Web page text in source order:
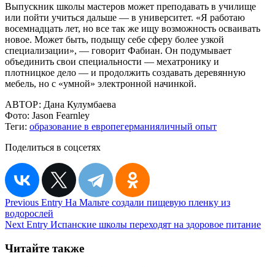
Выпускник школы мастеров может преподавать в училище
или пойти учиться дальше — в университет. «Я работаю
восемнадцать лет, но все так же ищу возможность осваивать
новое. Может быть, подыщу себе сферу более узкой
специализации», — говорит Фабиан. Он подумывает
объединить свои специальности — мехатронику и
плотницкое дело — и продолжить создавать деревянную
мебель, но с «умной» электронной начинкой.
АВТОР: Дана Кулумбаева
Фото: Jason Fearnley
Теги: образование в европегерманияличный опыт
Поделиться в соцсетях
Навигация
по
Previous Entry На Мальте создали пищевую пленку из
водорослей
Next Entry Испанские школы переходят на здоровое питание
Читайте также